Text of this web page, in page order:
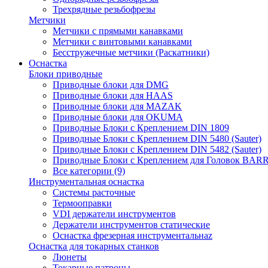
Трехрядные резьбофрезы
Метчики
Метчики с прямыми канавками
Метчики с винтовыми канавками
Бесстружечные метчики (Раскатники)
Оснастка
Блоки приводные
Приводные блоки для DMG
Приводные блоки для HAAS
Приводные блоки для MAZAK
Приводные блоки для OKUMA
Приводные Блоки с Креплением DIN 1809
Приводные Блоки с Креплением DIN 5480 (Sauter)
Приводные Блоки с Креплением DIN 5482 (Sauter)
Приводные Блоки с Креплением для Головок
Все категории (9)
Инструментальная оснастка
Системы расточные
Термооправки
VDI держатели инструментов
Держатели инструментов статические
Оснастка фрезерная инструментальнаz
Оснастка для токарных станков
Люнеты